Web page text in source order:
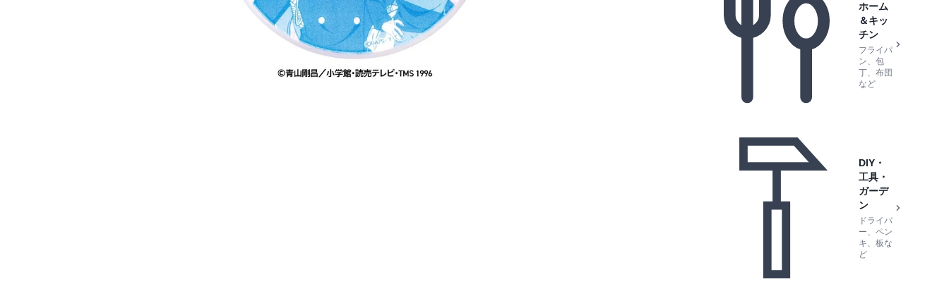
ホーム
＆キッ
チン
フライパ
ン、包
丁、布団
など
DIY・
工具・
ガーデ
ン
ドライバ
ー、ペン
キ、板な
ど